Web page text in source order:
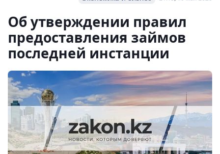
Об утверждении правил
предоставления займов
последней инстанции